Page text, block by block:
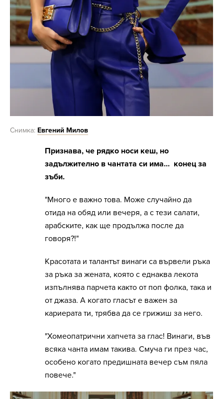
Снимка: Евгений Милов
Признава, че рядко носи кеш, но
задължително в чантата си има... конец за
зъби.
"Много е важно това. Може случайно да
отида на обяд или вечеря, а с тези салати,
арабските, как ще продължа после да
говоря?!"
Красотата и талантът винаги са вървели ръка
за ръка за жената, която с еднаква лекота
изпълнява парчета както от поп фолка, така и
от джаза. А когато гласът е важен за
кариерата ти, трябва да се грижиш за него.
"Хомеопатрични хапчета за глас! Винаги, във
всяка чанта имам такива. Смуча ги през час,
особено когато предишната вечер съм пяла
повече."